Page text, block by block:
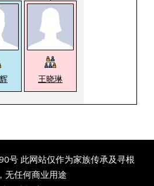
王晓琳
号 此网站仅作为家族传承及寻根
无任何商业用途